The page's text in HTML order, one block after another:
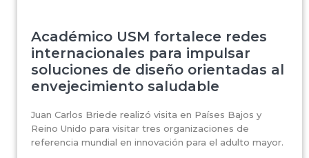
Académico USM fortalece redes
internacionales para impulsar
soluciones de diseño orientadas al
envejecimiento saludable
Juan Carlos Briede realizó visita en Países Bajos y
Reino Unido para visitar tres organizaciones de
referencia mundial en innovación para el adulto mayor.